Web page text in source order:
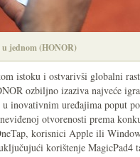
u jednom (HONOR)
istoku i ostvarivši globalni
ozbiljno izaziva najveće
inovativnim uređajima poput
otvorenosti prema
korisnici Apple ili
korištenje MagicPad4